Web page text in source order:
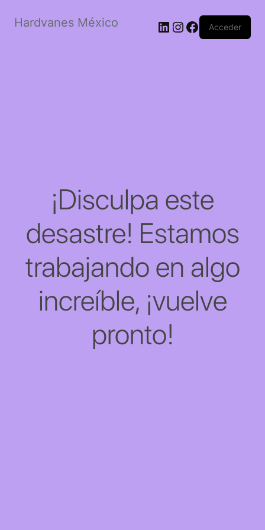
Hardvanes México LinkedIn
Instagram
Facebook
Acceder
¡Disculpa este
desastre! Estamos
trabajando en algo
increíble, ¡vuelve
pronto!